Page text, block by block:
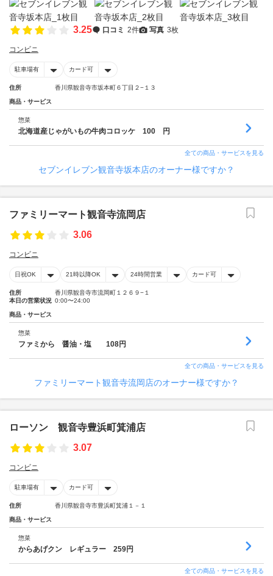
3.25 口コミ 2件 写真 3枚
コンビニ
駐車場有 カード可
住所 香川県観音寺市坂本町６丁目２−１３
商品・サービス
惣菜
北海道産じゃがいもの牛肉コロッケ 100 円
全ての商品・サービスを見る
セブンイレブン観音寺坂本店のオーナー様ですか？
ファミリーマート観音寺流岡店
3.06
コンビニ
日祝OK 21時以降OK 24時間営業 カード可
住所
香川県観音寺市流岡町１２６９−１
本日の営業状況 0:00〜24:00
商品・サービス
惣菜
ファミから 醤油・塩 108円
全ての商品・サービスを見る
ファミリーマート観音寺流岡店のオーナー様ですか？
ローソン 観音寺豊浜町箕浦店
3.07
コンビニ
駐車場有 カード可
住所 香川県観音寺市豊浜町箕浦１－１
商品・サービス
惣菜
からあげクン レギュラー 259円
全ての商品・サービスを見る